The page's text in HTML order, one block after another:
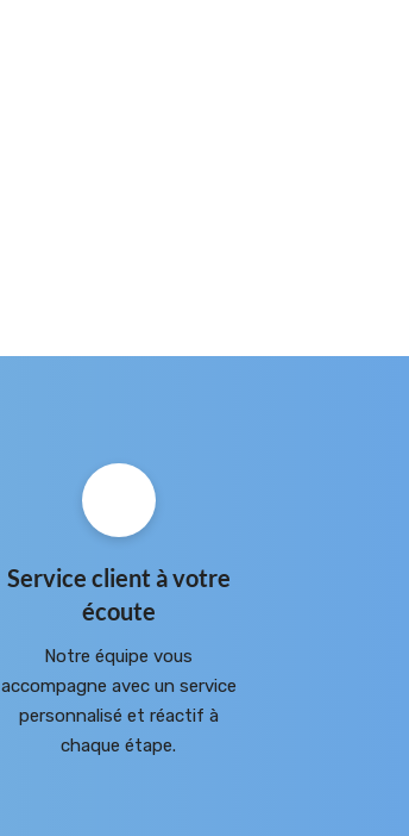
Service client à votre
écoute
Notre équipe vous
accompagne avec un service
personnalisé et réactif à
chaque étape.